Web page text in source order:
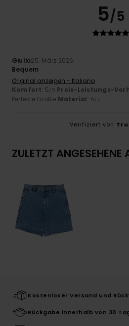
5/5
Giulio25. März 2026
Bequem
Original anzeigen - Italiano
Komfort: 5/5 Preis-Leistungs-
Perfekte Größe Material: 5/5
Verifiziert von
ZULETZT ANGESEHENE
Kostenloser Versand und
Rückgabe innerhalb von 30